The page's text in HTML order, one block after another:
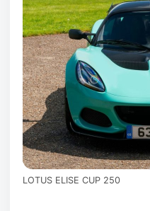
LOTUS ELISE CUP 250